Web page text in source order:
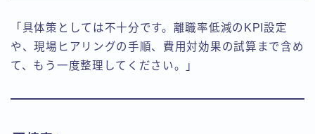
「具体策としては不十分です。離職率低減のKPI設定
や、現場ヒアリングの手順、費用対効果の試算まで含め
て、もう一度整理してください。」